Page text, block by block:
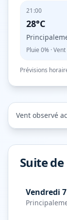
21:00
28°C
Pluie 0% · Vent
Prévisions
Vent observé
Suite
Vendredi